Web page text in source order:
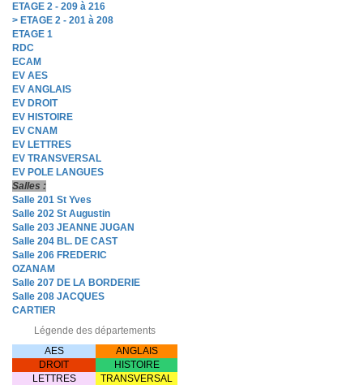
ETAGE 2 - 209 à 216
> ETAGE 2 - 201 à 208
ETAGE 1
RDC
ECAM
EV AES
EV ANGLAIS
EV DROIT
EV HISTOIRE
EV CNAM
EV LETTRES
EV TRANSVERSAL
EV POLE LANGUES
Salles :
Salle 201 St Yves
Salle 202 St Augustin
Salle 203 JEANNE JUGAN
Salle 204 BL. DE CAST
Salle 206 FREDERIC
OZANAM
Salle 207 DE LA BORDERIE
Salle 208 JACQUES
CARTIER
Légende des départements
AES
ANGLAIS
DROIT
HISTOIRE
LETTRES
TRANSVERSAL